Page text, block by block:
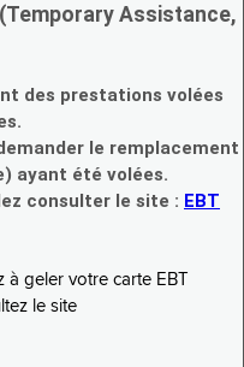
Assistance,
des prestations volées
le remplacement
ayant été volées.
consulter le site : EBT
geler votre carte EBT
le site